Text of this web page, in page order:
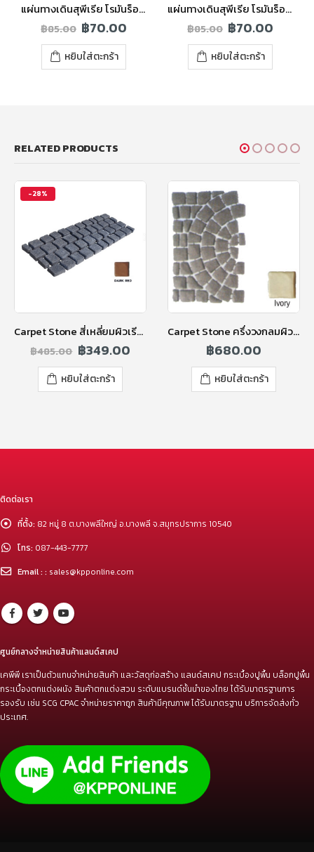
แผ่นทางเดินสุพีเรีย โรมันร็อค สีส้ม
฿85.00 ฿70.00
หยิบใส่ตะกร้า
แผ่นทางเดินสุพีเรีย โรมันร็อค สีเทาเข้ม
฿85.00 ฿70.00
หยิบใส่ตะกร้า
RELATED PRODUCTS
-28%
Carpet Stone สี่เหลี่ยมผิวเรียบ 2 ซ.ม. สีดาร์คเรด
฿485.00 ฿349.00
หยิบใส่ตะกร้า
Carpet Stone ครึ่งวงกลมผิวเรียบ 3.5 ซม. สีไอวอรี่
฿680.00
หยิบใส่ตะกร้า
ติดต่อเรา
ที่ตั้ง: 82 หมู่ 8 ต.บางพลีใหญ่ อ.บางพลี จ.สมุทรปราการ 10540
โทร: 087-443-7777
Email : : sales@kpponline.com
ศูนย์กลางจำหน่ายสินค้าแลนด์สเคป
เคพีพี เราเป็นตัวแทนจำหน่ายสินค้า และวัสดุก่อสร้าง แลนด์สเคป กระเบื้องปูพื้น บล็อกปูพื้น
กระเบื้องตกแต่งผนัง สินค้าตกแต่งสวน ระดับแบรนด์ชั้นนำของไทย ได้รับมาตรฐานการ
รองรับ เช่น SCG CPAC จำหน่ายราคาถูก สินค้ามีคุณภาพ ได้รับมาตรฐาน บริการจัดส่งทั่ว
ประเทศ.